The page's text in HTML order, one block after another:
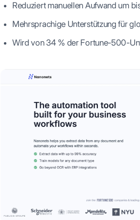
Reduziert manuellen Aufwand um
Mehrsprachige Unterstützung für
Wird von 34 % der Fortune-500-